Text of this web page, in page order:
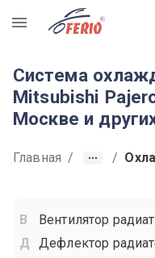
R
Система
Mitsubishi
Москве и
Главная / /
Вентилятор
Дефлектор